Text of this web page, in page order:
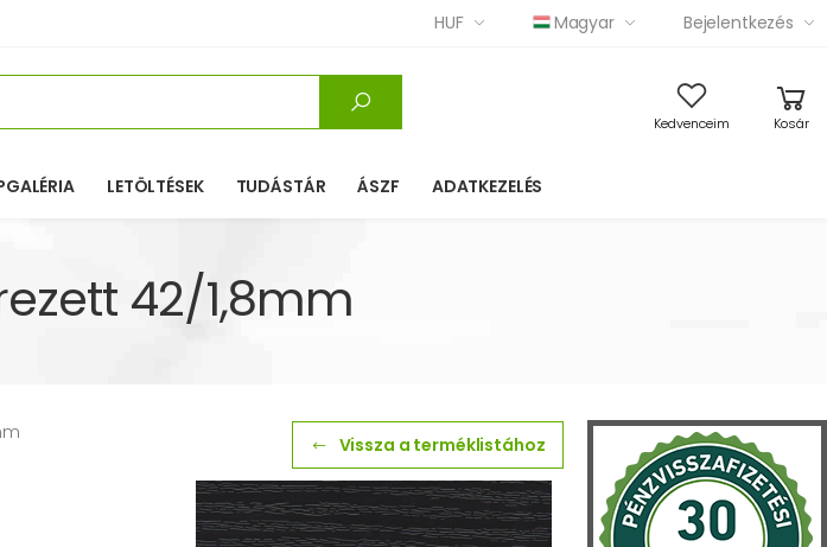
HUF Magyar Bejelentkezés
Kedvenceim Kosár
LETÖLTÉSEK TUDÁSTÁR ÁSZF ADATKEZELÉS
42/1,8mm
Vissza a terméklistához